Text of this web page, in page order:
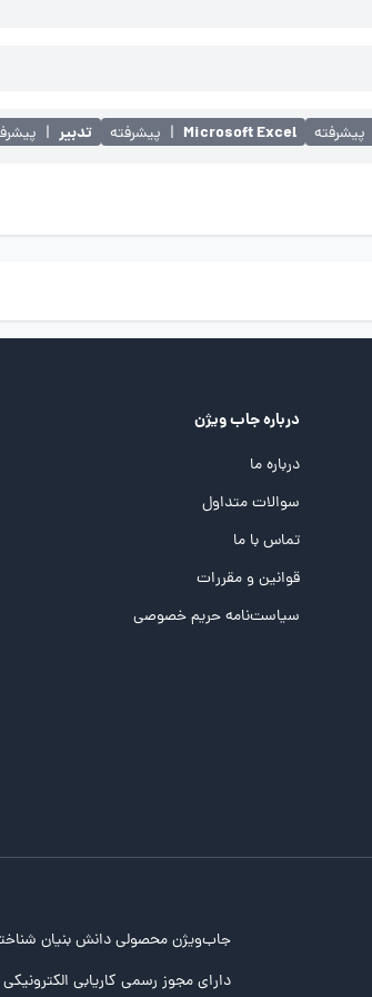
پیشرفته Microsoft Excel
| پیشرفته تدبیر |
درباره جاب ویژن
درباره ما
سوالات متداول
تماس با ما
قوانین و مقررات
سیاست‌نامه حریم خصوصی
جاب‌ویژن محصولی دانش بنیان
دارای مجوز رسمی کاریابی